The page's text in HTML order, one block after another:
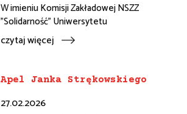
W imieniu Komisji Zakładowej NSZZ
"Solidarność" Uniwersytetu
czytaj więcej
Apel Janka Strękowskiego
27.02.2026